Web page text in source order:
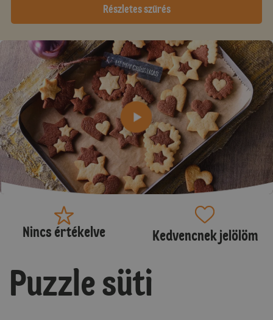
Részletes szűrés
Nincs értékelve Kedvencnek jelölöm
Puzzle süti